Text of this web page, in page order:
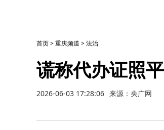
首页>重庆频道 >法治
谎称代办证照
2026-06-03 17:28:06 来源：央广网